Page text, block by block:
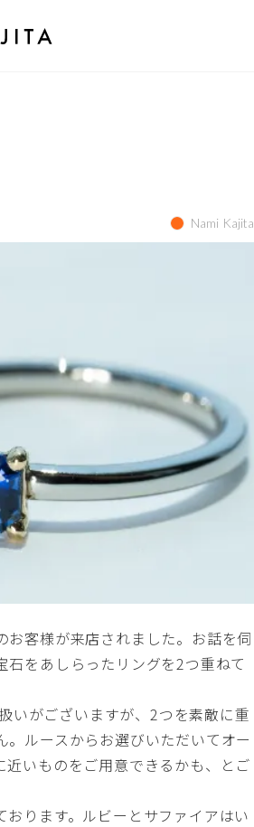
Nami Kajita
客様が来店されました。お話を伺
をあしらったリングを2つ重ねて
いがございますが、2つを素敵に重
ルースからお選びいただいてオー
近いものをご用意できるかも、とご
ります。ルビーとサファイアはい